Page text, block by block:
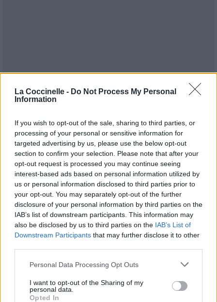
La Coccinelle - Do Not Process My Personal
Information
If you wish to opt-out of the sale, sharing to third parties, or
processing of your personal or sensitive information for
targeted advertising by us, please use the below opt-out
section to confirm your selection. Please note that after your
opt-out request is processed you may continue seeing
interest-based ads based on personal information utilized by
us or personal information disclosed to third parties prior to
your opt-out. You may separately opt-out of the further
disclosure of your personal information by third parties on the
IAB’s list of downstream participants. This information may
also be disclosed by us to third parties on the IAB’s List of
Downstream Participants that may further disclose it to other
Personal Data Processing Opt Outs
I want to opt-out of the Sharing of my
personal data.
Opted In
Publié par Tigrex-Feu d'Hiver 93331 4 4 7 le 26 avril
2025 à 8h18.
Chanteurs : Ghost B.C.
Albums : Skeletá